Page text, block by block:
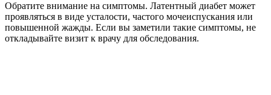
Обратите внимание на симптомы. Латентный диабет может
проявляться в виде усталости, частого мочеиспускания или
повышенной жажды. Если вы заметили такие симптомы, не
откладывайте визит к врачу для обследования.